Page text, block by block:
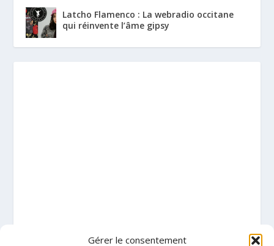
Gérer le consentement
Latcho Flamenco : La webradio occitane
qui réinvente l’âme gipsy